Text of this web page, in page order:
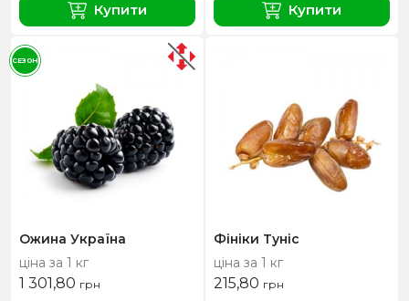
Купити Купити
Ожина Україна
ціна за 1 кг
1 301,80 грн
СЕЗОН
Фініки Туніс
ціна за 1 кг
215,80 грн